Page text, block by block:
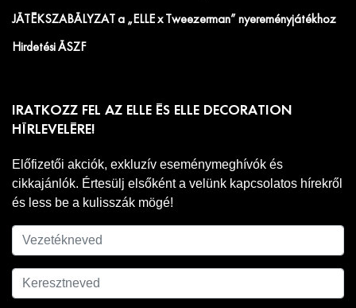
JÁTÉKSZABÁLYZAT a „ELLE x Tweezerman” nyereményjátékhoz
Hirdetési ÁSZF
IRATKOZZ FEL AZ ELLE ÉS ELLE DECORATION
HÍRLEVELÉRE!
Előfizetői akciók, exkluzív eseménymeghívók és
cikkajánlók. Értesülj elsőként a velünk kapcsolatos hírekről
és less be a kulisszák mögé!